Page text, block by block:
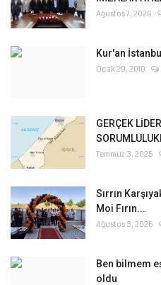
Ağustos 7, 2026
Kur'an
Ocak 29, 2010
GERÇEK
Temmuz 3, 2025
Sırrın
Moi Fırın...
Ağustos 3, 2026
Ben bilmem
oldu